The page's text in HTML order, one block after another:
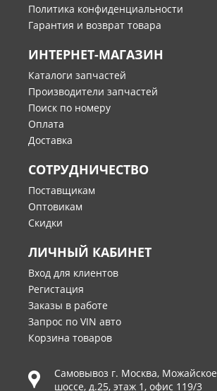
Политика конфиденциальности
Гарантия и возврат товара
ИНТЕРНЕТ-МАГАЗИН
Каталоги запчастей
Производители запчастей
Поиск по номеру
Оплата
Доставка
СОТРУДНИЧЕСТВО
Поставщикам
Оптовикам
Скидки
ЛИЧНЫЙ КАБИНЕТ
Вход для клиентов
Регистация
Заказы в работе
Запрос по VIN авто
Корзина товаров
Самовывоз г. Москва, Можайское
шоссе, д.25, этаж 1, офис 119/3